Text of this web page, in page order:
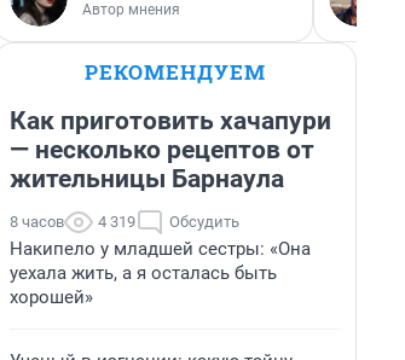
Автор мнения
РЕКОМЕНДУЕМ
Как приготовить хачапури
— несколько рецептов от
жительницы Барнаула
8 часов 4 319 Обсудить
Накипело у младшей сестры: «Она
уехала жить, а я осталась быть
хорошей»